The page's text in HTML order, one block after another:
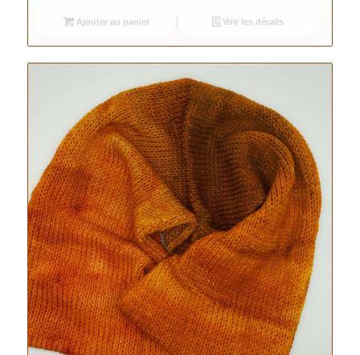
était :
25.50 €.
est :
20.00 €.
Ajouter au panier Voir les détails